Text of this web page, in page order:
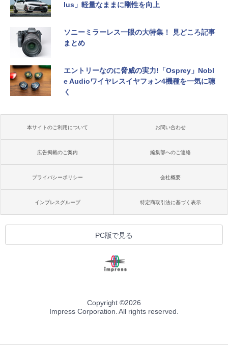
lus」軽量なままに剛性を向上
ソニーミラーレス一眼の大特集！ 見どころ記事
まとめ
エントリーなのに脅威の実力!「Osprey」Nobl
e Audioワイヤレスイヤフォン4機種を一気に聴
く
本サイトのご利用について お問い合わせ
広告掲載のご案内 編集部へのご連絡
プライバシーポリシー 会社概要
インプレスグループ 特定商取引法に基づく表示
PC版で見る
Copyright ©2026
Impress Corporation. All rights reserved.